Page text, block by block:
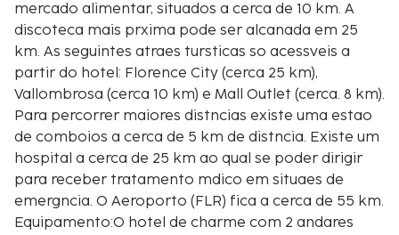
mercado alimentar, situados a cerca de 10 km. A
discoteca mais prxima pode ser alcanada em 25
km. As seguintes atraes tursticas so acessveis a
partir do hotel: Florence City (cerca 25 km),
Vallombrosa (cerca 10 km) e Mall Outlet (cerca. 8 km).
Para percorrer maiores distncias existe uma estao
de comboios a cerca de 5 km de distncia. Existe um
hospital a cerca de 25 km ao qual se poder dirigir
para receber tratamento mdico em situaes de
emergncia. O Aeroporto (FLR) fica a cerca de 55 km.
Equipamento:O hotel de charme com 2 andares